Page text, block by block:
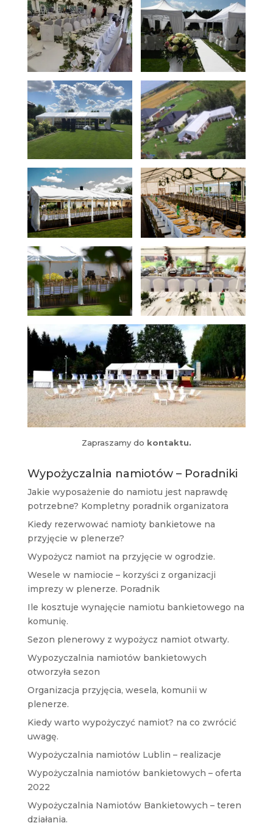
Zapraszamy do kontaktu.
Wypożyczalnia namiotów – Poradniki
Jakie wyposażenie do namiotu jest naprawdę
potrzebne? Kompletny poradnik organizatora
Kiedy rezerwować namioty bankietowe na
przyjęcie w plenerze?
Wypożycz namiot na przyjęcie w ogrodzie.
Wesele w namiocie – korzyści z organizacji
imprezy w plenerze. Poradnik
Ile kosztuje wynajęcie namiotu bankietowego na
komunię.
Sezon plenerowy z wypożycz namiot otwarty.
Wypozyczalnia namiotów bankietowych
otworzyła sezon
Organizacja przyjęcia, wesela, komunii w
plenerze.
Kiedy warto wypożyczyć namiot? na co zwrócić
uwagę.
Wypożyczalnia namiotów Lublin – realizacje
Wypożyczalnia namiotów bankietowych – oferta
2022
Wypożyczalnia Namiotów Bankietowych – teren
działania.